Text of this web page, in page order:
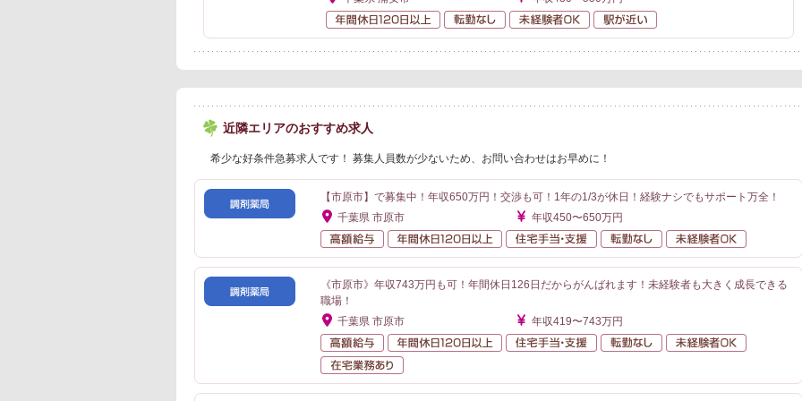
年間休日120日以上
転勤なし 未経験者OK
近隣エリアのおすすめ求人
希少な好条件急募求人です！ 募集人員数が少ないため、お問い合わせはお早めに！
【市原市】で募集中！年収650万円！交渉も可！1年の1/3が休日！経験ナシでもサポート万全！
千葉県 市原市
年収450〜650万円
高額給与
年間休日120日以上 住宅手当・支援 転勤なし
《市原市》年収743万円も可！年間休日126日だからがんばれます！未経験者も大きく成長できる
職場！
千葉県 市原市
年収419〜743万円
高額給与
年間休日120日以上 住宅手当・支援 転勤なし